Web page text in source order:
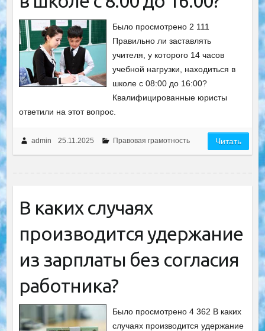
Было просмотрено 2 111
Правильно ли заставлять
учителя, у которого 14 часов
учебной нагрузки, находиться в
школе с 08:00 до 16:00?
Квалифицированные юристы
ответили на этот вопрос.
admin 25.11.2025 Правовая грамотность Читать
В каких случаях
производится удержание
из зарплаты без согласия
работника?
Было просмотрено 4 362 В каких
случаях производится удержание